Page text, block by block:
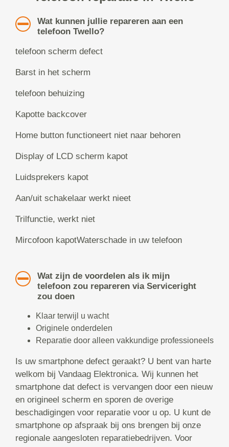
Wat kunnen jullie repareren aan een
telefoon Twello?
telefoon scherm defect
Barst in het scherm
telefoon behuizing
Kapotte backcover
Home button functioneert niet naar behoren
Display of LCD scherm kapot
Luidsprekers kapot
Aan/uit schakelaar werkt nieet
Trilfunctie, werkt niet
Mircofoon kapotWaterschade in uw telefoon
Wat zijn de voordelen als ik mijn
telefoon zou repareren via Serviceright
zou doen
Klaar terwijl u wacht
Originele onderdelen
Reparatie door alleen vakkundige professioneels
Is uw smartphone defect geraakt? U bent van harte
welkom bij Vandaag Elektronica. Wij kunnen het
smartphone dat defect is vervangen door een nieuw
en origineel scherm en sporen de overige
beschadigingen voor reparatie voor u op. U kunt de
smartphone op afspraak bij ons brengen bij onze
regionale aangesloten reparatiebedrijven. Voor